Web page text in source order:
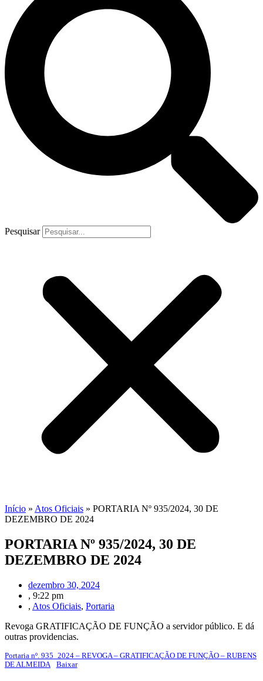
Pesquisar
Início » Atos Oficiais » PORTARIA Nº 935/2024, 30 DE
DEZEMBRO DE 2024
PORTARIA Nº 935/2024, 30 DE
DEZEMBRO DE 2024
dezembro 30, 2024
, 9:22 pm
, Atos Oficiais, Portaria
Revoga GRATIFICAÇÃO DE FUNÇÃO a servidor público. E dá
outras providencias.
Portaria nº. 935_2024 – REVOGA – GRATIFICAÇÃO DE FUNÇÃO – RUBENS
DE ALMEIDA
Baixar